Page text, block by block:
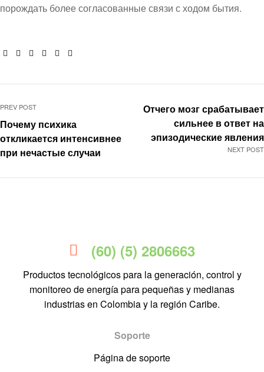
порождать более согласованные связи с ходом бытия.
Facebook
TwitterLinkedinGoogle+Pinterest
PREV POST
Почему психика
откликается интенсивнее
при нечастые случаи
NEXT POST
Отчего мозг срабатывает
сильнее в ответ на
эпизодические явления
(60) (5) 2806663
Productos tecnológicos para la generación, control y
monitoreo de energía para pequeñas y medianas
industrias en Colombia y la región Caribe.
Soporte
Página de soporte